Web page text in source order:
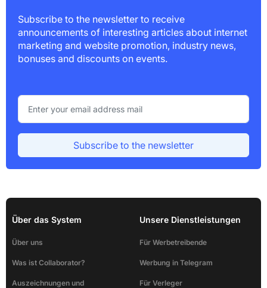
Subscribe to the newsletter to receive
announcements of interesting articles about internet
marketing and website promotion, industry news,
bonuses and discounts on events.
Subscribe to the newsletter
Über das System
Über uns
Was ist Collaborator?
Auszeichnungen und
Unsere Dienstleistungen
Für Werbetreibende
Werbung in Telegram
Für Verleger